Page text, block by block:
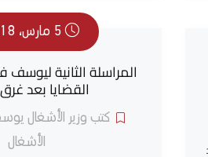
5 مارس، 2018
المراسلة الثانية
القضايا بعد
كتب وزير الأشغال
الأشغال